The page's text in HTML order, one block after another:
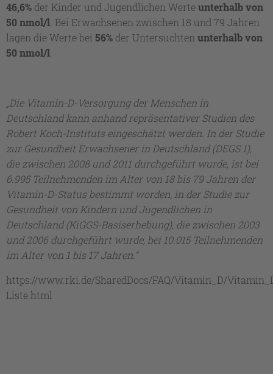
46,6% der Kinder und Jugendlichen Werteunterhalb von
50 nmol/l . Bei Erwachsenen zwischen 18 und 79 Jahren
lagen die Werte bei 56% der Untersuchten unterhalb von
50 nmol/l
„Die Vitamin-D-Versorgung der Menschen in
Deutschland kann anhand repräsentativer Studien des
Robert Koch-Instituts eingeschätzt werden. In der Studie
zur Gesundheit Erwachsener in Deutschland (DEGS 1),
die zwischen 2008 und 2011 durchgeführt wurde, ist bei
6.995 Teilnehmenden im Alter von 18 bis 79 Jahren der
Vitamin-D-Status bestimmt worden, in der Studie zur
Gesundheit von Kindern und Jugendlichen in
Deutschland (KiGGS-Basiserhebung), die zwischen 2003
und 2006 durchgeführt wurde, bei 10.015 Teilnehmenden
im Alter von 1 bis 17 Jahren.“
https://www.rki.de/SharedDocs/FAQ/Vitamin_D/
Liste.html